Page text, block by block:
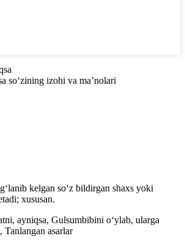
so‘zining izohi va ma’nolari
kelgan soʻz bildirgan shaxs yoki
xususan.
ayniqsa, Gulsumbibini oʻylab, ularga
Tanlangan asarlar